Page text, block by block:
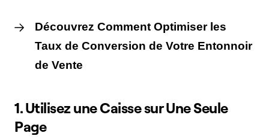
Découvrez Comment Optimiser les
Taux de Conversion de Votre Entonnoir
de Vente
1. Utilisez une Caisse sur Une Seule
Page